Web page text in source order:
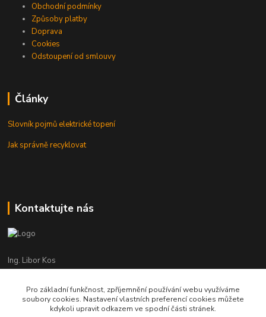
Obchodní podmínky
Způsoby platby
Doprava
Cookies
Odstoupení od smlouvy
Články
Slovník pojmů elektrické topení
Jak správně recyklovat
Kontaktujte nás
Ing. Libor Kos
+420 601 555 225
(Po-Pá: 8-17:00 hod.)
info@infrasystemy.cz
Pro základní funkčnost, zpříjemnění používání webu využíváme
soubory cookies. Nastavení vlastních preferencí cookies můžete
kdykoli upravit odkazem ve spodní části stránek.